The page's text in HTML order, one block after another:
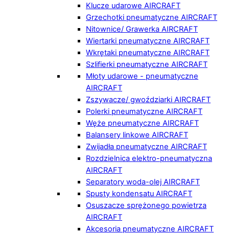
Klucze udarowe AIRCRAFT
Grzechotki pneumatyczne AIRCRAFT
Nitownice/ Grawerka AIRCRAFT
Wiertarki pneumatyczne AIRCRAFT
Wkrętaki pneumatyczne AIRCRAFT
Szlifierki pneumatyczne AIRCRAFT
Młoty udarowe - pneumatyczne
AIRCRAFT
Zszywacze/ gwoździarki AIRCRAFT
Polerki pneumatyczne AIRCRAFT
Węże pneumatyczne AIRCRAFT
Balansery linkowe AIRCRAFT
Zwijadła pneumatyczne AIRCRAFT
Rozdzielnica elektro-pneumatyczna
AIRCRAFT
Separatory woda-olej AIRCRAFT
Spusty kondensatu AIRCRAFT
Osuszacze sprężonego powietrza
AIRCRAFT
Akcesoria pneumatyczne AIRCRAFT